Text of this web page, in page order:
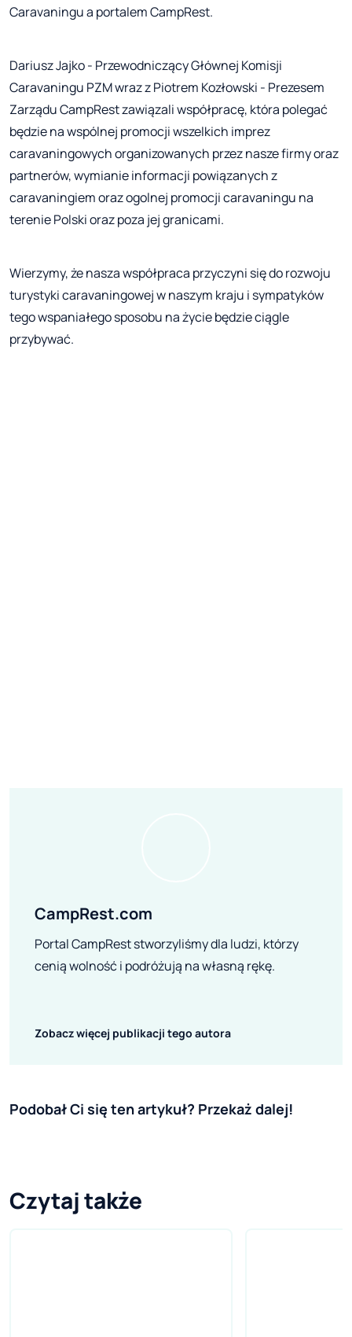
Caravaningu a portalem CampRest.
Dariusz Jajko - Przewodniczący Głównej Komisji
Caravaningu PZM wraz z Piotrem Kozłowski - Prezesem
Zarządu CampRest zawiązali współpracę, która polegać
będzie na wspólnej promocji wszelkich imprez
caravaningowych organizowanych przez nasze firmy oraz
partnerów, wymianie informacji powiązanych z
caravaningiem oraz ogolnej promocji caravaningu na
terenie Polski oraz poza jej granicami.
Wierzymy, że nasza współpraca przyczyni się do rozwoju
turystyki caravaningowej w naszym kraju i sympatyków
tego wspaniałego sposobu na życie będzie ciągle
przybywać.
CampRest.com
Portal CampRest stworzyliśmy dla ludzi, którzy
cenią wolność i podróżują na własną rękę.
Zobacz więcej publikacji tego autora
Podobał Ci się ten artykuł? Przekaż dalej!
Czytaj także